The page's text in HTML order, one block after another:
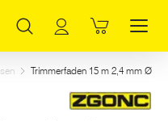
Trimmerfaden 15 m 2,4 mm Ø